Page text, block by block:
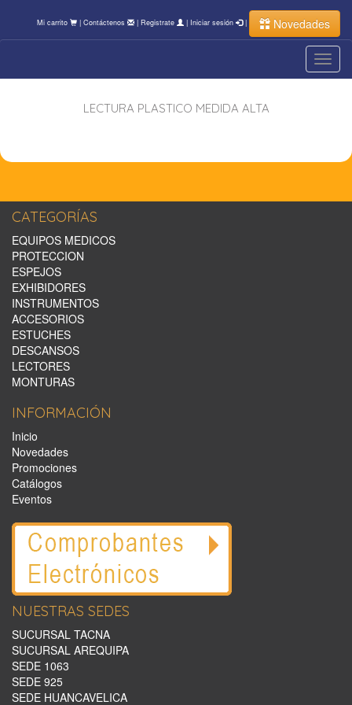
Mi carrito | Contáctenos | Registrate | Iniciar sesión | Novedades
LECTURA PLASTICO MEDIDA ALTA
CATEGORÍAS
EQUIPOS MEDICOS
PROTECCION
ESPEJOS
EXHIBIDORES
INSTRUMENTOS
ACCESORIOS
ESTUCHES
DESCANSOS
LECTORES
MONTURAS
INFORMACIÓN
Inicio
Novedades
Promociones
Catálogos
Eventos
NUESTRAS SEDES
SUCURSAL TACNA
SUCURSAL AREQUIPA
SEDE 1063
SEDE 925
SEDE HUANCAVELICA